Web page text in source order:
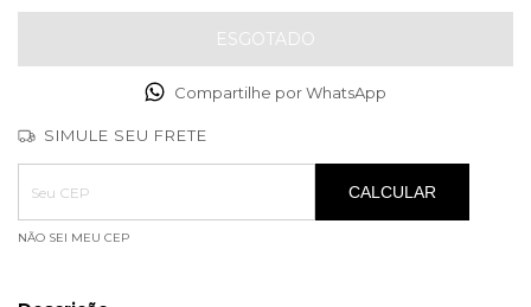
Compartilhe por WhatsApp
SIMULE SEU FRETE
Entregas para o CEP:
ALTERAR CEP
CALCULAR
NÃO SEI MEU CEP